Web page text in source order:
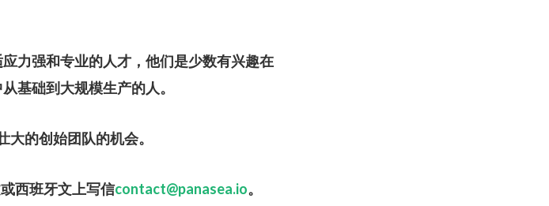
应力强和专业的人才，他们是少数有兴趣在
从基础到大规模生产的人。
大的创始团队的机会。
西班牙文上写信contact@panasea.io。